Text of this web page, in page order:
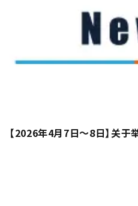
【2026年4月7日～8日】关